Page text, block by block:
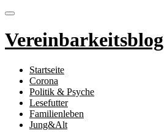
Vereinbarkeitsblog
Startseite
Corona
Politik & Psyche
Lesefutter
Familienleben
Jung&Alt